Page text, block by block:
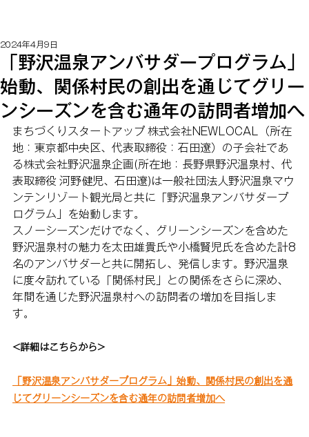
「野沢温泉アンバサダープログラム」
始動、関係村民の創出を通じてグリー
ンシーズンを含む通年の訪問者増加へ
2024年4月9日
まちづくりスタートアップ 株式会社NEWLOCAL（所在
地：東京都中央区、代表取締役：石田遼）の子会社であ
る株式会社野沢温泉企画(所在地：長野県野沢温泉村、代
表取締役 河野健児、石田遼)は一般社団法人野沢温泉マウ
ンテンリゾート観光局と共に「野沢温泉アンバサダープ
ログラム」を始動します。
スノーシーズンだけでなく、グリーンシーズンを含めた
野沢温泉村の魅力を太田雄貴氏や小橋賢児氏を含めた計8
名のアンバサダーと共に開拓し、発信します。野沢温泉
に度々訪れている「関係村民」との関係をさらに深め、
年間を通じた野沢温泉村への訪問者の増加を目指しま
す。
<詳細はこちらから>
「野沢温泉アンバサダープログラム」始動、関係村民の創出を通
じてグリーンシーズンを含む通年の訪問者増加へ